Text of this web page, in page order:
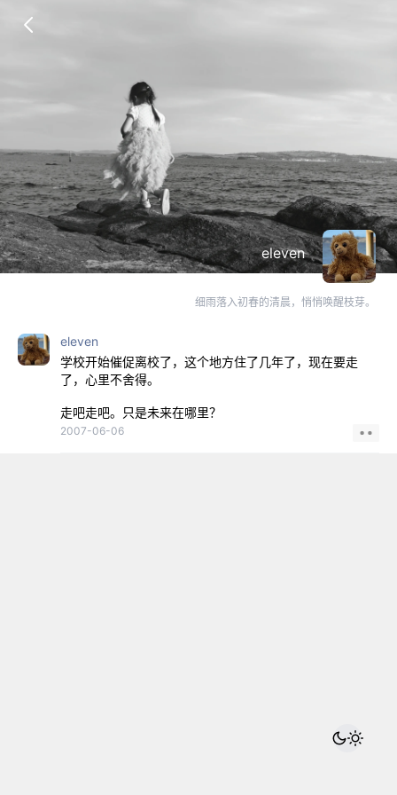
eleven
细雨落入初春的清晨，悄悄唤醒枝芽。
eleven
学校开始催促离校了，这个地方住了几年了，现在要走
了，心里不舍得。
走吧走吧。只是未来在哪里？
2007-06-06